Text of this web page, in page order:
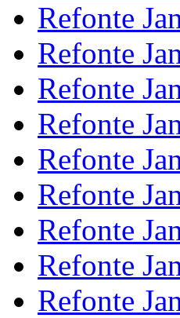
Refonte
Refonte
Refonte
Refonte
Refonte
Refonte
Refonte
Refonte
Refonte